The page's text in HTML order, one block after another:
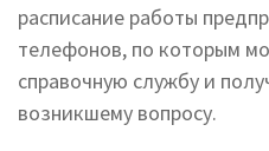
расписание работы
телефонов, по которым
справочную службу и
возникшему вопросу.